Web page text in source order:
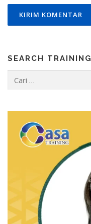
SEARCH TRAINING
untuk: